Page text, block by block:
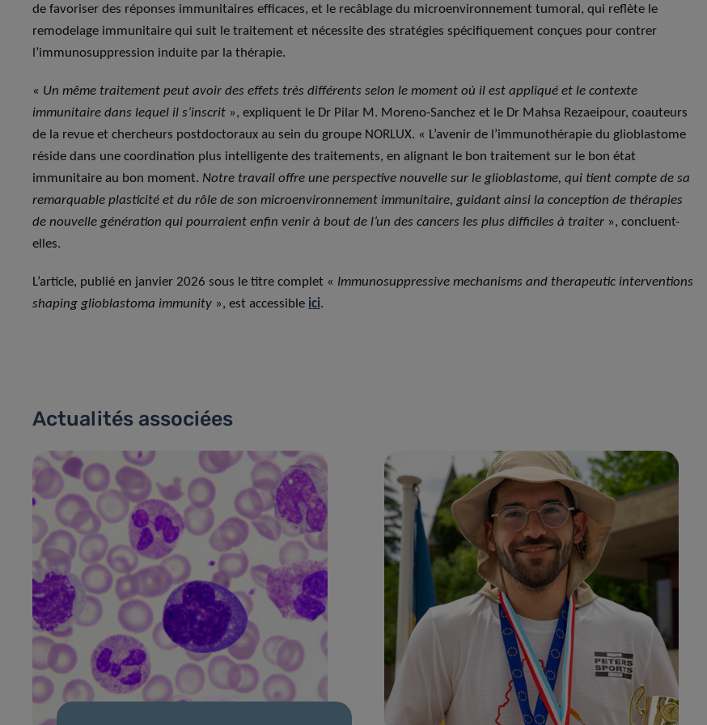
de favoriser des réponses immunitaires efficaces, et le recâblage du microenvironnement tumoral, qui reflète le
remodelage immunitaire qui suit le traitement et nécessite des stratégies spécifiquement conçues pour contrer
l’immunosuppression induite par la thérapie.
« Un même traitement peut avoir des effets très différents selon le moment où il est appliqué et le contexte
immunitaire dans lequel il s’inscrit », expliquent le Dr Pilar M. Moreno-Sanchez et le Dr Mahsa Rezaeipour, coauteurs
de la revue et chercheurs postdoctoraux au sein du groupe NORLUX. « L’avenir de l’immunothérapie du glioblastome
réside dans une coordination plus intelligente des traitements, en alignant le bon traitement sur le bon état
immunitaire au bon moment. Notre travail offre une perspective nouvelle sur le glioblastome, qui tient compte de sa
remarquable plasticité et du rôle de son microenvironnement immunitaire, guidant ainsi la conception de thérapies
de nouvelle génération qui pourraient enfin venir à bout de l’un des cancers les plus difficiles à traiter », concluent-
elles.
L’article, publié en janvier 2026 sous le titre complet « Immunosuppressive mechanisms and therapeutic interventions
shaping glioblastoma immunity », est accessible ici.
Actualités associées